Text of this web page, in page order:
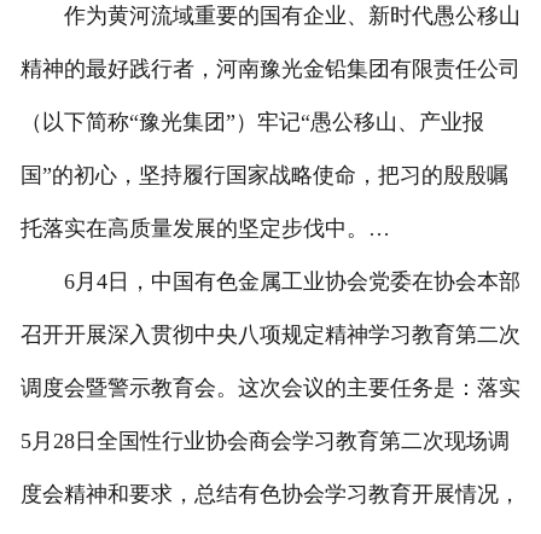
作为黄河流域重要的国有企业、新时代愚公移山
精神的最好践行者，河南豫光金铅集团有限责任公司
（以下简称“豫光集团”）牢记“愚公移山、产业报
国”的初心，坚持履行国家战略使命，把习的殷殷嘱
托落实在高质量发展的坚定步伐中。…
6月4日，中国有色金属工业协会党委在协会本部
召开开展深入贯彻中央八项规定精神学习教育第二次
调度会暨警示教育会。这次会议的主要任务是：落实
5月28日全国性行业协会商会学习教育第二次现场调
度会精神和要求，总结有色协会学习教育开展情况，